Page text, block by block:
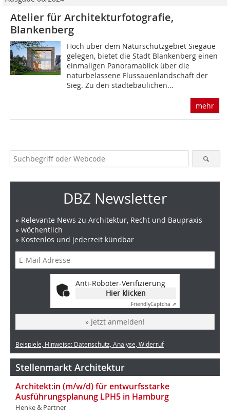
Atelier für Architekturfotografie,
Blankenberg
Hoch über dem Naturschutzgebiet Siegaue
gelegen, bietet die Stadt Blankenberg einen
einmaligen Panoramablick über die
naturbelassene Flussauenlandschaft der
Sieg. Zu den städtebaulichen...
mehr
DBZ Newsletter
» Relevante News zu Architektur, Recht und Baupraxis
» wöchentlich
» Kostenlos und jederzeit kündbar
Anti-Roboter-Verifizierung
Hier klicken
FriendlyCaptcha ⇗
» Jetzt anmelden!
Beispiele, Hinweise: Datenschutz, Analyse, Widerruf
Stellenmarkt Architektur
Architekt:in (m/w/d) für entwurfsstarke
Ausführungsplanung LPH5 in Hamburg
Henke & Partner